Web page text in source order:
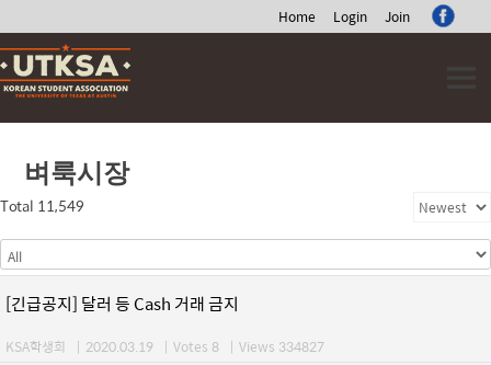
Home Login Join
Skip
to
content
벼룩시장
Total 11,549
[긴급공지] 달러 등 Cash 거래 금지
KSA학생회 | 2020.03.19 | Votes 8 | Views 334827